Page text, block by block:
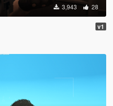
3,943 28
v1